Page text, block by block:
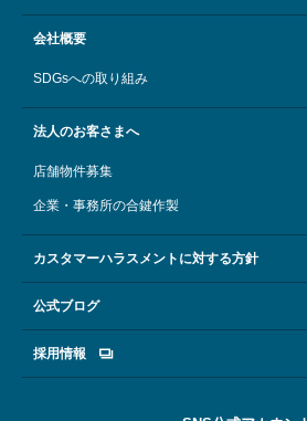
会社概要
SDGsへの取り組み
法人のお客さまへ
店舗物件募集
企業・事務所の合鍵作製
カスタマーハラスメントに対する方針
公式ブログ
採用情報